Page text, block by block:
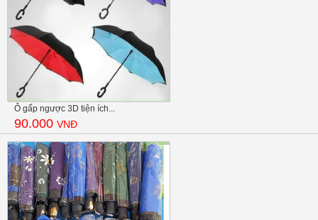
Ô gấp ngược 3D tiện ích...
90.000 VNĐ